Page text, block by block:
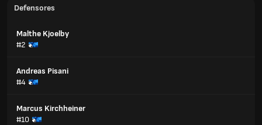
Defensores
Malthe Kjoelby
#2
Andreas Pisani
#4
Marcus Kirchheiner
#10